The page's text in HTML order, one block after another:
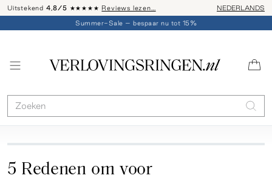
Uitstekend 4,8/5 ★★★★★ Reviews lezen… Advies: 020 -
NEDERLANDS
Summer-Sale – bespaar nu tot 15%
5 Redenen om voor